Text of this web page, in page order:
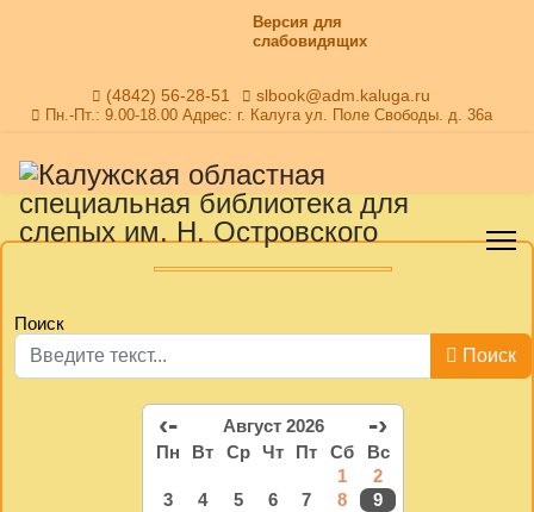
Версия для
слабовидящих
(4842) 56-28-51 slbook@adm.kaluga.ru
Пн.-Пт.: 9.00-18.00 Адрес: г. Калуга ул. Поле Свободы. д. 36а
Поиск
Поиск
‹- Август 2026 -›
Пн Вт Ср Чт Пт Сб
Вс
1
2
3
4 5 6 7 8
9